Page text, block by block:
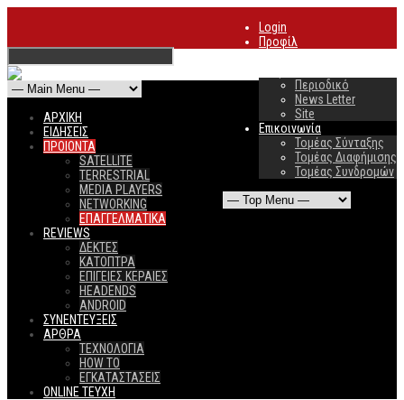
Login
Προφίλ
Περιοδικό
News Letter
Site
Επικοινωνία
Τομέας Σύνταξης
Τομέας Διαφήμισης
Τομέας Συνδρομών
ΑΡΧΙΚΗ
ΕΙΔΗΣΕΙΣ
ΠΡΟΙΟΝΤΑ
SATELLITE
TERRESTRIAL
MEDIA PLAYERS
NETWORKING
ΕΠΑΓΓΕΛΜΑΤΙΚΑ
REVIEWS
ΔΕΚΤΕΣ
ΚΑΤΟΠΤΡΑ
ΕΠΙΓΕΙΕΣ ΚΕΡΑΙΕΣ
HEADENDS
ANDROID
ΣΥΝΕΝΤΕΥΞΕΙΣ
ΑΡΘΡΑ
ΤΕΧΝΟΛΟΓΙΑ
HOW TO
ΕΓΚΑΤΑΣΤΑΣΕΙΣ
ONLINE TEYXH